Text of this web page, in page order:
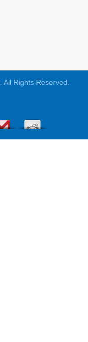
. All Rights Reserved.